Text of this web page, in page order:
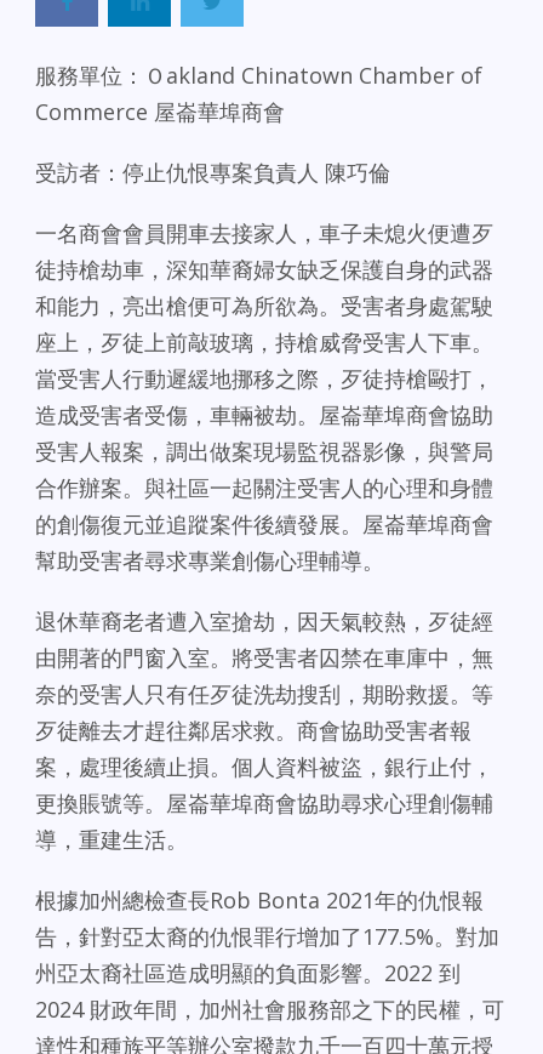
服務單位：Ｏakland Chinatown Chamber of
Commerce 屋崙華埠商會
受訪者：停止仇恨專案負責人 陳巧倫
一名商會會員開車去接家人，車子未熄火便遭歹
徒持槍劫車，深知華裔婦女缺乏保護自身的武器
和能力，亮出槍便可為所欲為。受害者身處駕駛
座上，歹徒上前敲玻璃，持槍威脅受害人下車。
當受害人行動遲緩地挪移之際，歹徒持槍毆打，
造成受害者受傷，車輛被劫。屋崙華埠商會協助
受害人報案，調出做案現場監視器影像，與警局
合作辦案。與社區一起關注受害人的心理和身體
的創傷復元並追蹤案件後續發展。屋崙華埠商會
幫助受害者尋求專業創傷心理輔導。
退休華裔老者遭入室搶劫，因天氣較熱，歹徒經
由開著的門窗入室。將受害者囚禁在車庫中，無
奈的受害人只有任歹徒洗劫搜刮，期盼救援。等
歹徒離去才趕往鄰居求救。商會協助受害者報
案，處理後續止損。個人資料被盜，銀行止付，
更換賬號等。屋崙華埠商會協助尋求心理創傷輔
導，重建生活。
根據加州總檢查長Rob Bonta 2021年的仇恨報
告，針對亞太裔的仇恨罪行增加了177.5%。對加
州亞太裔社區造成明顯的負面影響。2022 到
2024 財政年間，加州社會服務部之下的民權，可
達性和種族平等辦公室撥款九千一百四十萬元授